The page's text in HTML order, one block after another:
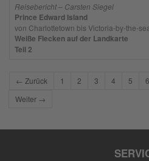
Reisebericht – Carsten Siegel
Prince Edward Island
von Charlottetown bis Victoria-by-the-
Weiße Flecken auf der Landkarte
Teil 2
← Zurück 1 2 3 4 5 6
Weiter →